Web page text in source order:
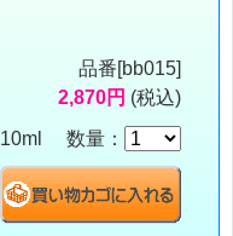
品番[bb015]
2,870円 (税込)
10ml 数量：